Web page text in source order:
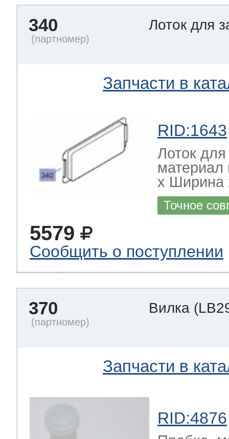
340 Лоток для
Запчасти в
RID:1643
Лоток
материал
х Ширина
Точное
5579
Сообщить о поступлении
370 Вилка
Запчасти в
RID:4876